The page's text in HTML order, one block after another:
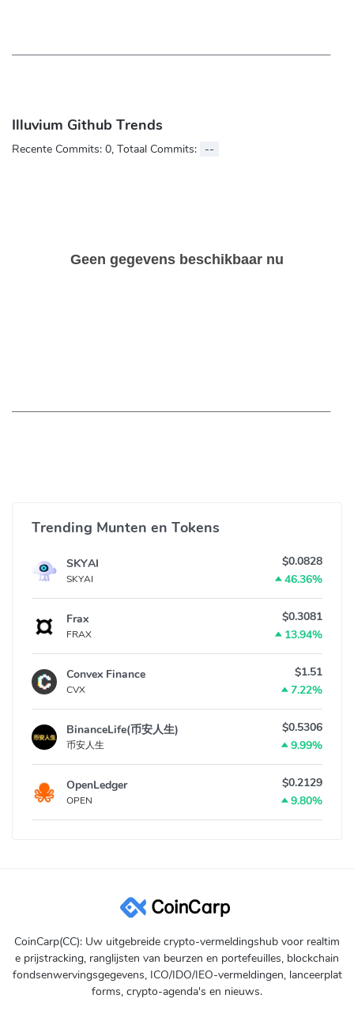
Illuvium Github Trends
Recente Commits: 0, Totaal Commits: --
Trending Munten en Tokens
SKYAI
SKYAI
$0.0828
46.36%
Frax
FRAX
$0.3081
13.94%
Convex Finance
CVX
$1.51
7.22%
BinanceLife(币安人生)
币安人生
$0.5306
9.99%
OpenLedger
OPEN
$0.2129
9.80%
CoinCarp(CC): Uw uitgebreide crypto-vermeldingshub voor realtim
e prijstracking, ranglijsten van beurzen en portefeuilles, blockchain
fondsenwervingsgegevens, ICO/IDO/IEO-vermeldingen, lanceerplat
forms, crypto-agenda's en nieuws.